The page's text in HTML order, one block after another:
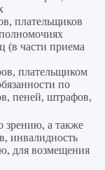
плательщиков
(в части приема
плательщиком
по
пеней, штрафов,
зрению, а также
инвалидность
для возмещения